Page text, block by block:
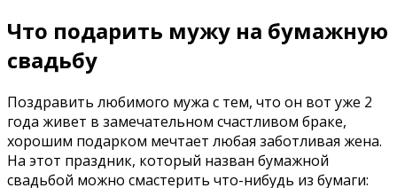
Что подарить мужу на бумажную
свадьбу
Поздравить любимого мужа с тем, что он вот уже 2
года живет в замечательном счастливом браке,
хорошим подарком мечтает любая заботливая жена.
На этот праздник, который назван бумажной
свадьбой можно смастерить что-нибудь из бумаги: